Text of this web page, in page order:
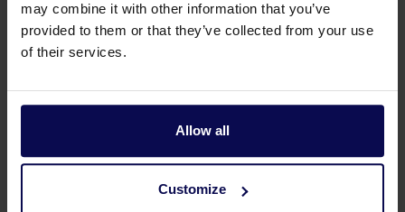
may combine it with other information that you’ve
provided to them or that they’ve collected from your use
of their services.
Allow all
Customize
Hilfe?
Unsere Spezialisten helfen Ihnen gerne weiter
Ihr Problem!
0315 258 181 anrufen